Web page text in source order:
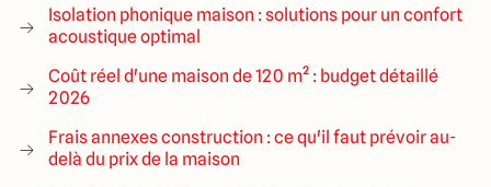
Isolation phonique maison : solutions pour un confort
acoustique optimal
Coût réel d'une maison de 120 m² : budget détaillé
2026
Frais annexes construction : ce qu'il faut prévoir au-
delà du prix de la maison